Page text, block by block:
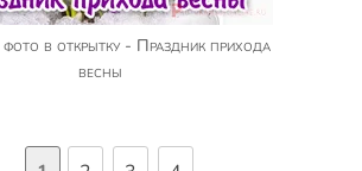
весны